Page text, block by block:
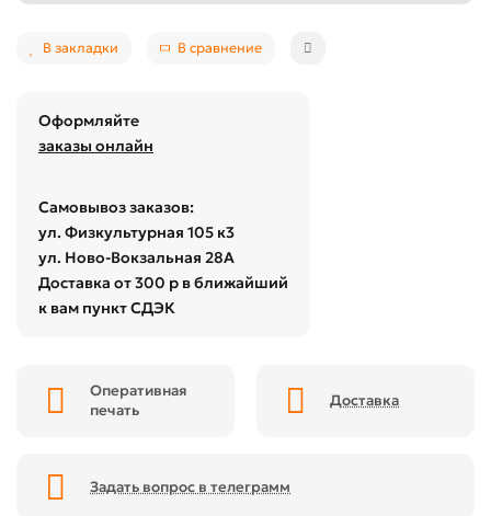
В закладки В сравнение
Оформляйте
заказы онлайн
Самовывоз заказов:
ул. Физкультурная 105 к3
ул. Ново-Вокзальная 28А
Доставка от 300 р в ближайший
к вам пункт СДЭК
Оперативная
печать
Доставка
Задать вопрос в телеграмм